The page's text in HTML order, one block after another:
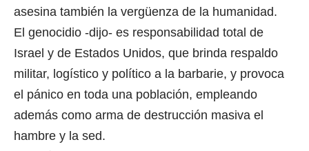
asesina también la vergüenza de la humanidad.
El genocidio -dijo- es responsabilidad total de
Israel y de Estados Unidos, que brinda respaldo
militar, logístico y político a la barbarie, y provoca
el pánico en toda una población, empleando
además como arma de destrucción masiva el
hambre y la sed.